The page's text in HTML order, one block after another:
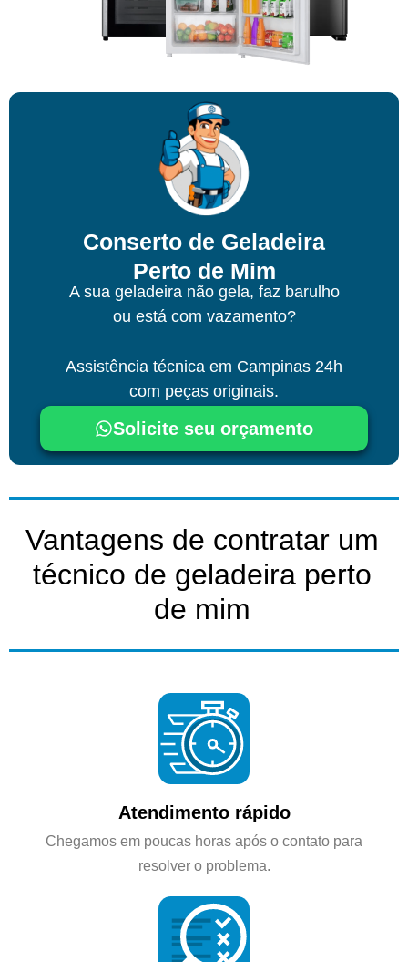
Conserto de Geladeira
Perto de Mim
A sua geladeira não gela, faz barulho
ou está com vazamento?
Assistência técnica em Campinas 24h
com peças originais.
Solicite seu orçamento
Vantagens de contratar um
técnico de geladeira perto
de mim
Atendimento rápido
Chegamos em poucas horas após o contato para
resolver o problema.